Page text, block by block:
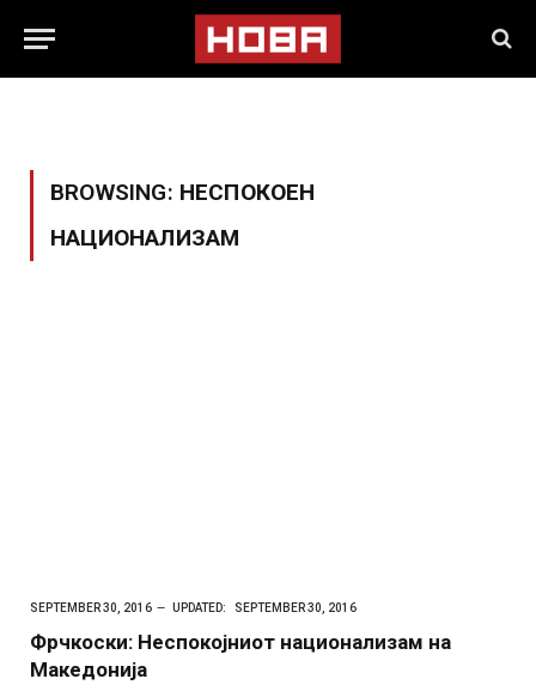
BROWSING: НЕСПОКОЕН
НАЦИОНАЛИЗАМ
SEPTEMBER 30, 2016 UPDATED: SEPTEMBER 30, 2016
Фрчкоски: Неспокојниот национализам на
Македонија